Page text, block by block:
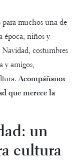
para muchos una de
época, niños y
costumbres
y amigos,
Acompáñanos
que merece la
un
cultura